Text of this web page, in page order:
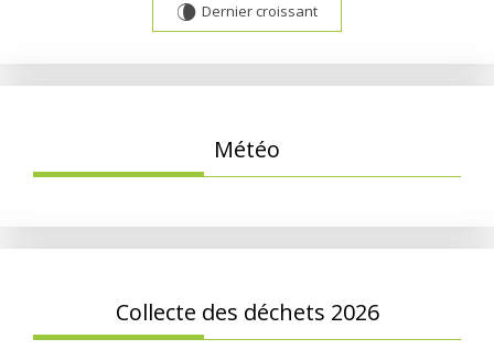
V Dernier croissant
Météo
Collecte des déchets 2026